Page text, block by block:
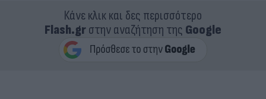
Κάνε κλικ και δες περισσότερο
Flash.grστην αναζήτηση της Google